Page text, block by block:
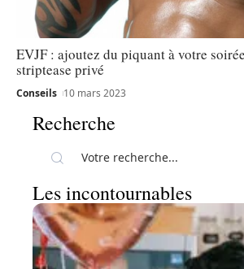
EVJF : ajoutez du piquant à votre
striptease privé
Conseils 10 mars 2023
Recherche
Les incontournables